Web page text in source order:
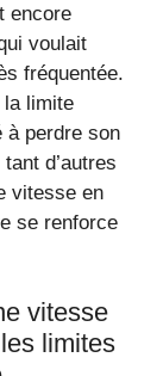
encore
voulait
fréquentée.
la limite
à perdre son
d’autres
vitesse en
se renforce
vitesse
limites